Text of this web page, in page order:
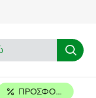
ΠΡΟΣΦΟΡΈΣ